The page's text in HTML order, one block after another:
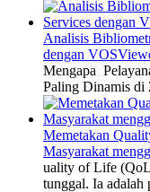
Analisis
dengan
Mengapa
Paling Dinamis di
Memetakan
Masyarakat
uality of Life
tunggal. Ia adalah